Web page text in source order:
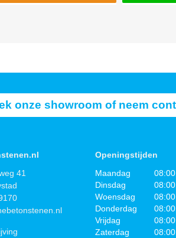
onze showroom of neem
41
Openingstijden
Maandag
Dinsdag
Woensdag
Donderdag
Vrijdag
Zaterdag